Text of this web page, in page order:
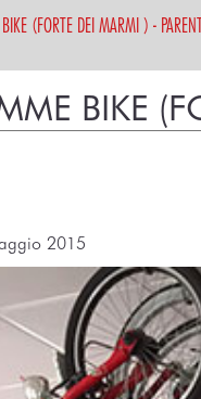
(FORTE DEI MARMI ) -
BIKE
2015